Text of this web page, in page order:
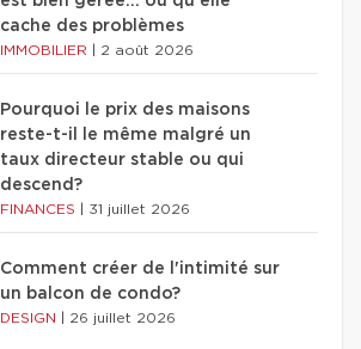
cache des problèmes
IMMOBILIER 2 août 2026
Pourquoi le prix des maisons
reste-t-il le même malgré un
taux directeur stable ou qui
descend?
FINANCES 31 juillet 2026
Comment créer de l'intimité sur
un balcon de condo?
DESIGN 26 juillet 2026